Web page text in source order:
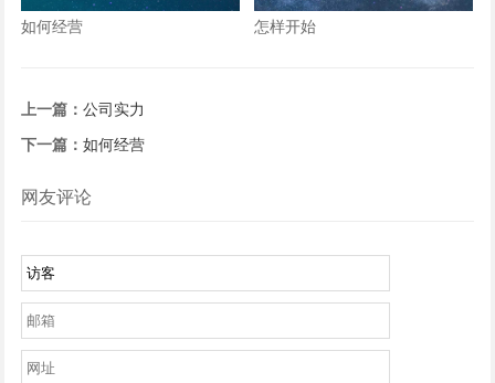
如何经营 怎样开始
上一篇：公司实力
下一篇：如何经营
网友评论